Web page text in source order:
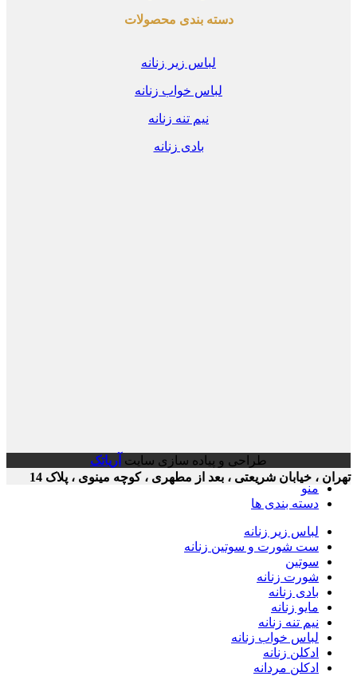
دسته بندی محصولات
لباس زیر زنانه
لباس خواب زنانه
نیم تنه زنانه
بادی زنانه
، خیابان شریعتی ، بعد از مطهری ، کوچه مینوی ، پلاک 14
طراحی و پیاده سازی سایتآریاتک
منو
دسته بندی ها
لباس زیر زنانه
ست شورت و سوتین زنانه
سوتین
شورت زنانه
بادی زنانه
مایو زنانه
نیم تنه زنانه
لباس خواب زنانه
ادکلن زنانه
ادکلن مردانه